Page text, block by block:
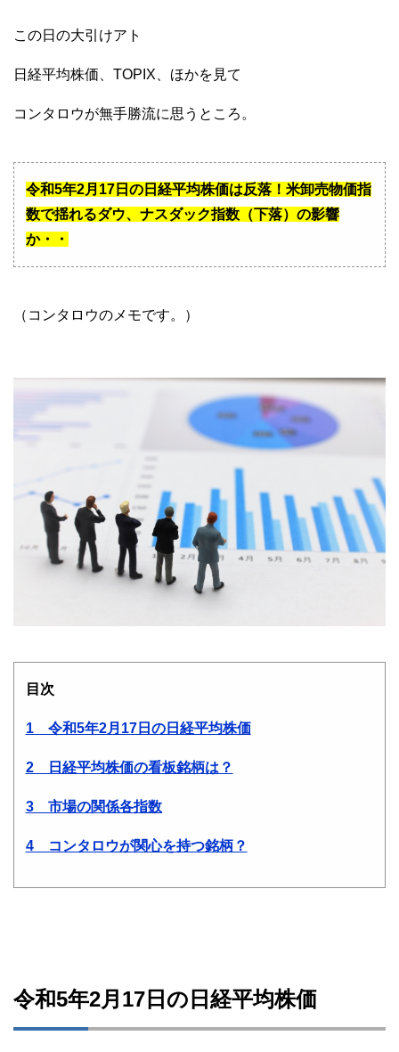
この日の大引けアト
日経平均株価、TOPIX、ほかを見て
コンタロウが無手勝流に思うところ。
令和5年2月17日の日経平均株価は反落！米卸売物価指
数で揺れるダウ、ナスダック指数（下落）の影響
か・・
（コンタロウのメモです。）
目次
1 令和5年2月17日の日経平均株価
2 日経平均株価の看板銘柄は？
3 市場の関係各指数
4 コンタロウが関心を持つ銘柄？
令和5年2月17日の日経平均株価